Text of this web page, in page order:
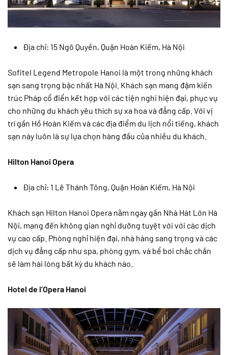
Địa chỉ: 15 Ngô Quyền, Quận Hoàn Kiếm, Hà Nội
Sofitel Legend Metropole Hanoi là một trong những khách
sạn sang trọng bậc nhất Hà Nội. Khách sạn mang đậm kiến
trúc Pháp cổ điển kết hợp với các tiện nghi hiện đại, phục vụ
cho những du khách yêu thích sự xa hoa và đẳng cấp. Với vị
trí gần Hồ Hoàn Kiếm và các địa điểm du lịch nổi tiếng, khách
sạn này luôn là sự lựa chọn hàng đầu của nhiều du khách.
Hilton Hanoi Opera
Địa chỉ: 1 Lê Thánh Tông, Quận Hoàn Kiếm, Hà Nội
Khách sạn Hilton Hanoi Opera nằm ngay gần Nhà Hát Lớn Hà
Nội, mang đến không gian nghỉ dưỡng tuyệt vời với các dịch
vụ cao cấp. Phòng nghỉ hiện đại, nhà hàng sang trọng và các
dịch vụ đẳng cấp như spa, phòng gym, và bể bơi chắc chắn
sẽ làm hài lòng bất kỳ du khách nào.
Hotel de l’Opera Hanoi